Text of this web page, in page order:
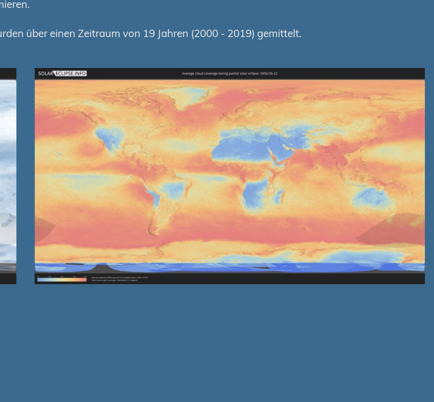
über einen Zeitraum von 19 Jahren (2000 - 2019) gemittelt.